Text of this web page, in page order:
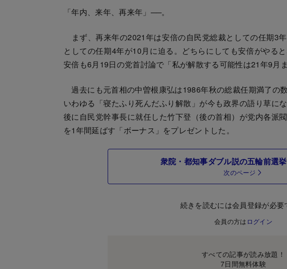
「年内、来年、再来年」──。
まず、再来年の2021年は安倍の自民党総裁としての任期3
としての任期4年が10月に迫る。どちらにしても安倍がやる
安倍も6月19日の党首討論で「私が解散する可能性は21年9月
過去にも元首相の中曽根康弘は1986年秋の総裁任期満了の
いわゆる「寝たふり死んだふり解散」が今も政界の語り草に
後に自民党幹事長に就任した竹下登（後の首相）が党内各派
を1年間延ばす「ボーナス」をプレゼントした。
衆院・都知事ダブル説の五輪前選
次のページ
続きを読むには会員登録が必要
会員の方は ログイン
すべての記事が読み放題！
7日間無料体験